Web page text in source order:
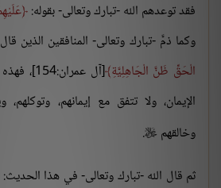
فقد توعدهم الله -تبارك وتعالى- بقوله:
وكما ذمَّ -تبارك وتعالى- المنافقين الذين
الْحَقِّ ظَنَّ الْجَاهِلِيَّةِ
[آل
الإيمان، ولا تتفق مع إيمانهم، وتوكلهم،
وخالقهم 
.
ثم قال الله -تبارك وتعالى- في هذا الحديث: